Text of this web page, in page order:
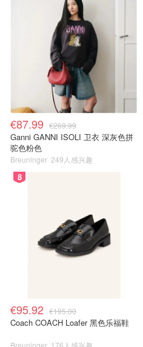
€87.99 €269.99
Ganni GANNI ISOLI 卫衣 深灰色拼
驼色粉色
Breuninger 249人感兴趣
8
€95.92 €195.00
Coach COACH Loafer 黑色乐福鞋
Breuninger 176人感兴趣